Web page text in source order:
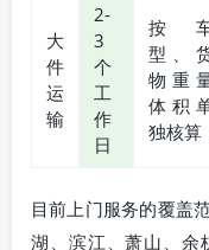
大
件
运
输
2-
3
个
工
作
日
按
型、
物重
体积
独核算
目前上门服务的覆盖
湖、滨江、萧山、余